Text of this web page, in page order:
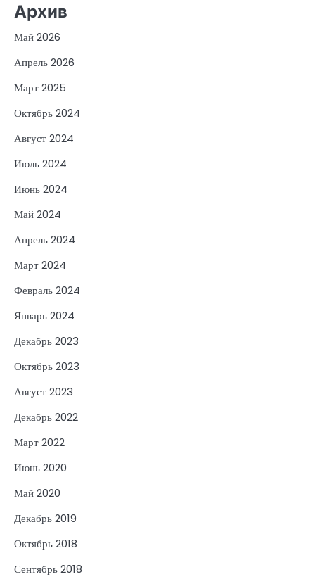
Архив
Май 2026
Апрель 2026
Март 2025
Октябрь 2024
Август 2024
Июль 2024
Июнь 2024
Май 2024
Апрель 2024
Март 2024
Февраль 2024
Январь 2024
Декабрь 2023
Октябрь 2023
Август 2023
Декабрь 2022
Март 2022
Июнь 2020
Май 2020
Декабрь 2019
Октябрь 2018
Сентябрь 2018